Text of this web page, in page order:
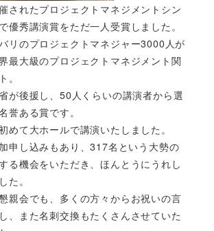
されたプロジェクトマネジメントシン
優秀講演賞をただ一人受賞しました。
リのプロジェクトマネジャー3000人が
最大級のプロジェクトマネジメント関
。
が後援し、50人くらいの講演者から選
誉ある賞です。
めて大ホールで講演いたしました。
申し込みもあり、317名という大勢の
る機会をいただき、ほんとうにうれし
た。
親会でも、多くの方々からお祝いの言
、また名刺交換もたくさんさせていた